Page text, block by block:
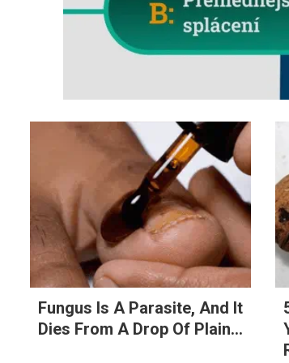
Fungus Is A Parasite, And It
Dies From A Drop Of Plain...